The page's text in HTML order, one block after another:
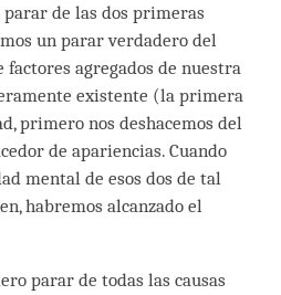
de las dos primeras
un parar verdadero del
agregados de nuestra
existente (la primera
primero nos deshacemos del
de apariencias. Cuando
mental de esos dos de tal
habremos alcanzado el
parar de todas las causas